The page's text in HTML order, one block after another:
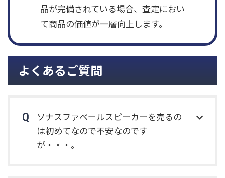
品が完備されている場合、査定におい
て商品の価値が一層向上します。
よくあるご質問
ソナスファベールスピーカーを売るの
は初めてなので不安なのです
が・・・。